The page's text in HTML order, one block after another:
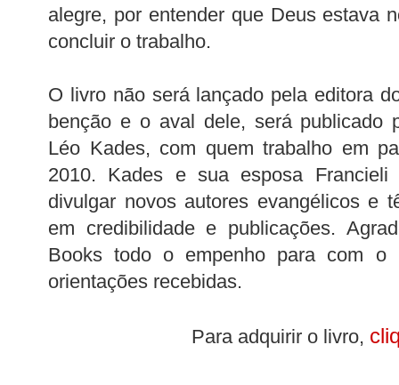
alegre, por entender que Deus estava
concluir o trabalho.
O livro não será lançado pela editora
benção e o aval dele, será publicado
Léo Kades, com quem trabalho em
2010. Kades e sua esposa
divulgar novos autores evangélicos e
em credibilidade e publicações.
Books todo o empenho para com
orientações recebidas.
Para adquirir o livro,